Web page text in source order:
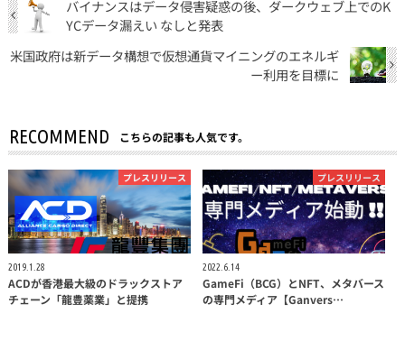
バイナンスはデータ侵害疑惑の後、ダークウェブ上でのK
YCデータ漏えい なしと発表
米国政府は新データ構想で仮想通貨マイニングのエネルギ
ー利用を目標に
RECOMMEND こちらの記事も人気です。
プレスリリース
2019.1.28
ACDが香港最大級のドラックストア
チェーン「龍豊薬業」と提携
プレスリリース
2022.6.14
GameFi（BCG）とNFT、メタバース
の専門メディア【Ganvers…